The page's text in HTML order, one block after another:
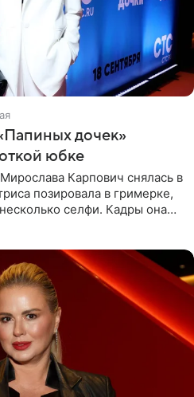
дочек»
юбке
Карпович снялась в
позировала в гримерке,
селфи. Кадры она